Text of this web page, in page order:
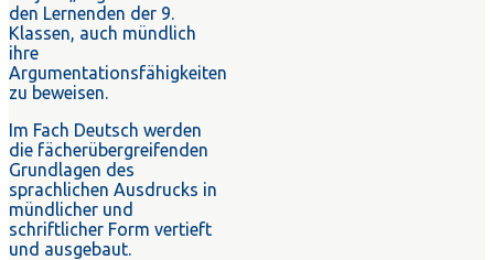
den Lernenden der 9.
Klassen, auch mündlich
ihre
Argumentationsfähigkeiten
zu beweisen.
Im Fach Deutsch werden
die fächerübergreifenden
Grundlagen des
sprachlichen Ausdrucks in
mündlicher und
schriftlicher Form vertieft
und ausgebaut.